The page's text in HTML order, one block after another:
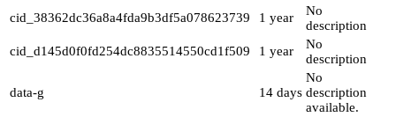
cid_38362dc36a8a4fda9b3df5a078623739
1 year
No
description
cid_d145d0f0fd254dc8835514550cd1f509
1 year
No
description
data-g 14 days
No
description
available.